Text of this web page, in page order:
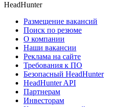
HeadHunter
Размещение вакансий
Поиск по резюме
О компании
Наши вакансии
Реклама на сайте
Требования к ПО
Безопасный HeadHunter
HeadHunter API
Партнерам
Инвесторам